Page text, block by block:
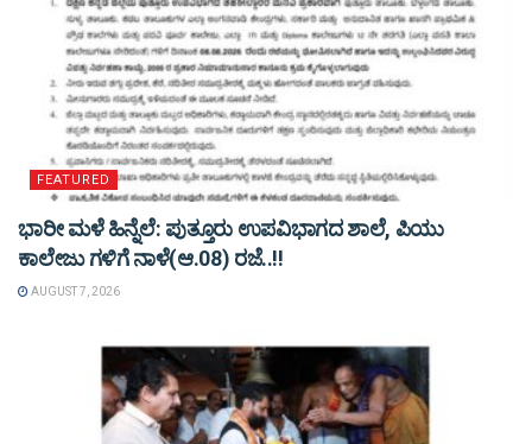
FEATURED
ಭಾರೀ ಮಳೆ ಹಿನ್ನೆಲೆ: ಪುತ್ತೂರು ಉಪವಿಭಾಗದ ಶಾಲೆ, ಪಿಯು
ಕಾಲೇಜು ಗಳಿಗೆ ನಾಳೆ(ಆ.08) ರಜೆ..!!
AUGUST 7, 2026